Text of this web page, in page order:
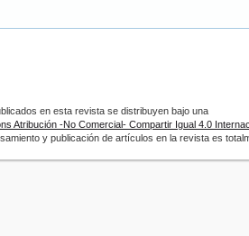
en esta revista se distribuyen bajo una
Atribución -No Comercial- Compartir Igual 4.0
y publicación de artículos en la revista es